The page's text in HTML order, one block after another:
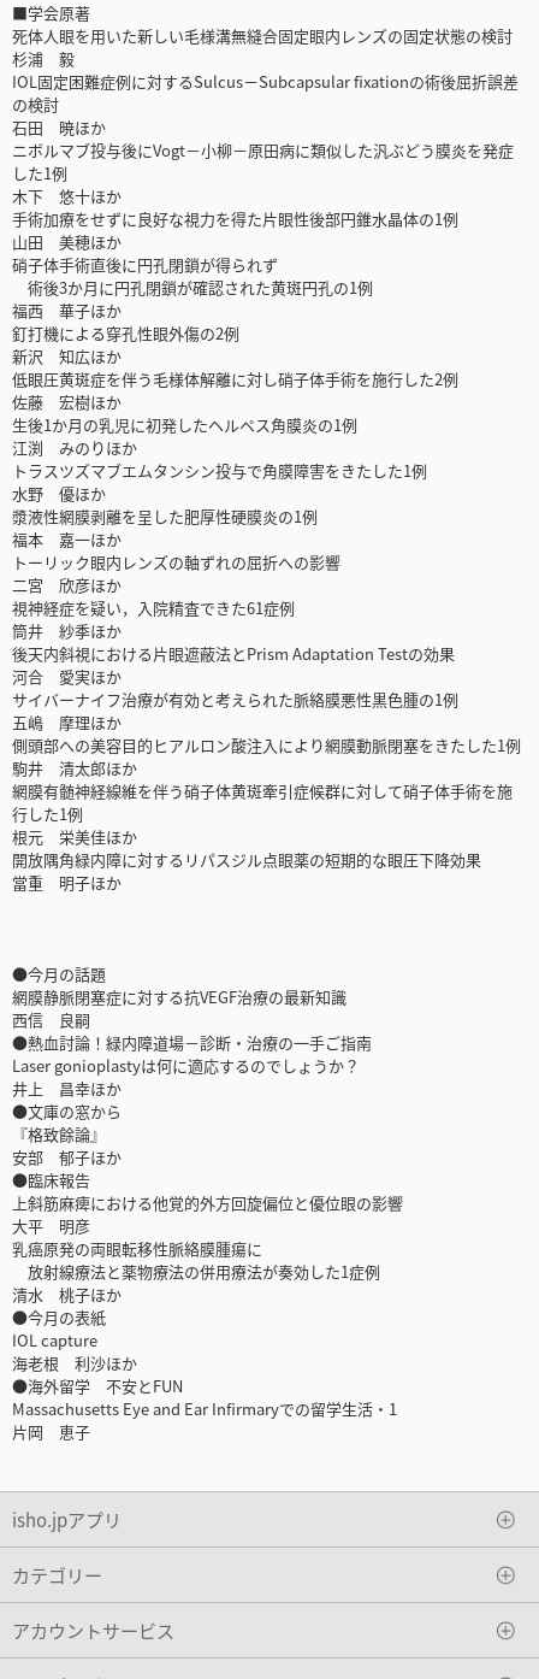
■学会原著
死体人眼を用いた新しい毛様溝無縫合固定眼内レンズの固定状態の検討
杉浦 毅
IOL固定困難症例に対するSulcus－Subcapsular fixationの術後屈折誤差
の検討
石田 暁ほか
ニボルマブ投与後にVogt－小柳－原田病に類似した汎ぶどう膜炎を発症
した1例
木下 悠十ほか
手術加療をせずに良好な視力を得た片眼性後部円錐水晶体の1例
山田 美穂ほか
硝子体手術直後に円孔閉鎖が得られず
術後3か月に円孔閉鎖が確認された黄斑円孔の1例
福西 華子ほか
釘打機による穿孔性眼外傷の2例
新沢 知広ほか
低眼圧黄斑症を伴う毛様体解離に対し硝子体手術を施行した2例
佐藤 宏樹ほか
生後1か月の乳児に初発したヘルペス角膜炎の1例
江渕 みのりほか
トラスツズマブエムタンシン投与で角膜障害をきたした1例
水野 優ほか
漿液性網膜剥離を呈した肥厚性硬膜炎の1例
福本 嘉一ほか
トーリック眼内レンズの軸ずれの屈折への影響
二宮 欣彦ほか
視神経症を疑い，入院精査できた61症例
筒井 紗季ほか
後天内斜視における片眼遮蔽法とPrism Adaptation Testの効果
河合 愛実ほか
サイバーナイフ治療が有効と考えられた脈絡膜悪性黒色腫の1例
五嶋 摩理ほか
側頭部への美容目的ヒアルロン酸注入により網膜動脈閉塞をきたした1例
駒井 清太郎ほか
網膜有髄神経線維を伴う硝子体黄斑牽引症候群に対して硝子体手術を施
行した1例
根元 栄美佳ほか
開放隅角緑内障に対するリパスジル点眼薬の短期的な眼圧下降効果
當重 明子ほか
●今月の話題
網膜静脈閉塞症に対する抗VEGF治療の最新知識
西信 良嗣
●熱血討論！緑内障道場－診断・治療の一手ご指南
Laser gonioplastyは何に適応するのでしょうか？
井上 昌幸ほか
●文庫の窓から
『格致餘論』
安部 郁子ほか
●臨床報告
上斜筋麻痺における他覚的外方回旋偏位と優位眼の影響
大平 明彦
乳癌原発の両眼転移性脈絡膜腫瘍に
放射線療法と薬物療法の併用療法が奏効した1症例
清水 桃子ほか
●今月の表紙
IOL capture
海老根 利沙ほか
●海外留学 不安とFUN
Massachusetts Eye and Ear Infirmaryでの留学生活・1
片岡 恵子
isho.jpアプリ
カテゴリー
アカウントサービス